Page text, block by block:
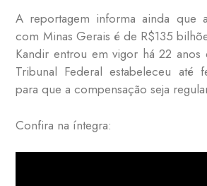
A reportagem informa ainda que
com Minas Gerais é de R$135
Kandir entrou em vigor há 22
Tribunal Federal estabeleceu até
para que a compensação seja
Confira na íntegra: